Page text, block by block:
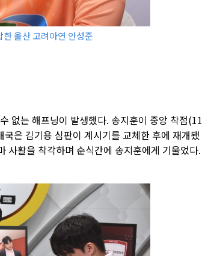
울산 고려아연 안성준
없는 해프닝이 발생했다. 송지훈이 중앙 착점(11
은 김기용 심판이 계시기를 교체한 후에 재개됐
사활을 착각하며 순식간에 송지훈에게 기울었다.